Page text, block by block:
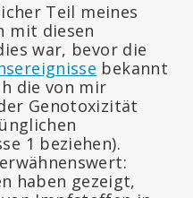
Teil meines
mit diesen
war, bevor die
bekannt
die von mir
Genotoxizität
1 beziehen).
haben gezeigt,